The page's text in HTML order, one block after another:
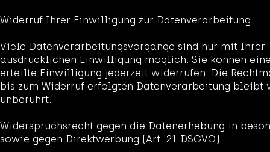
Widerruf Ihrer Einwilligung zur Datenverarbeitung
Viele Datenverarbeitungsvorgänge sind nur mit Ihrer
ausdrücklichen Einwilligung möglich. Sie können
erteilte Einwilligung jederzeit widerrufen. Die
bis zum Widerruf erfolgten Datenverarbeitung bleibt
unberührt.
Widerspruchsrecht gegen die Datenerhebung in
sowie gegen Direktwerbung (Art. 21 DSGVO)